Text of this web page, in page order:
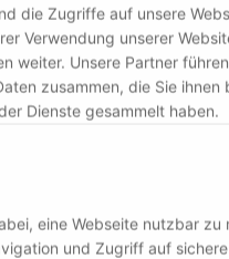
die Zugriffe auf unsere
Verwendung unserer
weiter. Unsere Partner
zusammen, die Sie
Dienste gesammelt haben.
eine Webseite nutzbar zu
und Zugriff auf